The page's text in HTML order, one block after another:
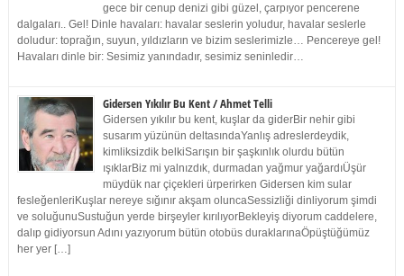
gece bir cenup denizi gibi güzel, çarpıyor pencerene
dalgaları.. Gel! Dinle havaları: havalar seslerin yoludur, havalar seslerle
doludur: toprağın, suyun, yıldızların ve bizim seslerimizle… Pencereye gel!
Havaları dinle bir: Sesimiz yanındadır, sesimiz seninledir…
Gidersen Yıkılır Bu Kent / Ahmet Telli
Gidersen yıkılır bu kent, kuşlar da giderBir nehir gibi
susarım yüzünün deltasındaYanlış adreslerdeydik,
kimliksizdik belkiSarışın bir şaşkınlık olurdu bütün
ışıklarBiz mi yalnızdık, durmadan yağmur yağardıÜşür
müydük nar çiçekleri ürperirken Gidersen kim sular
fesleğenleriKuşlar nereye sığınır akşam oluncaSessizliği dinliyorum şimdi
ve soluğunuSustuğun yerde birşeyler kırılıyorBekleyiş diyorum caddelere,
dalıp gidiyorsun Adını yazıyorum bütün otobüs duraklarınaÖpüştüğümüz
her yer […]